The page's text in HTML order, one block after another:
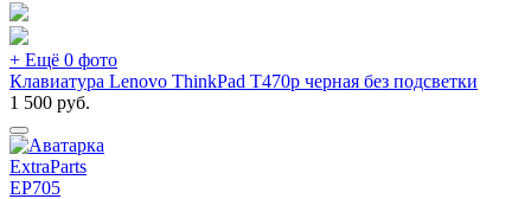
+ Ещё 0 фото
Клавиатура Lenovo ThinkPad T470p черная без подсветки
1 500 руб.
ExtraParts
EP705